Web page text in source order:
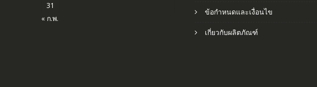
31
« ก.พ.
ข้อกำหนดและเงื่อนไข
เกี่ยวกับผลิตภัณฑ์